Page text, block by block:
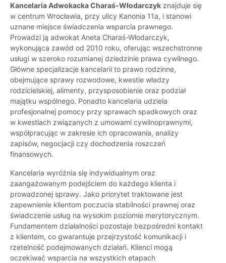
Kancelaria Adwokacka Charaś-Włodarczyk znajduje się
w centrum Wrocławia, przy ulicy Kanonia 11a, i stanowi
uznane miejsce świadczenia wsparcia prawnego.
Prowadzi ją adwokat Aneta Charaś-Włodarczyk,
wykonująca zawód od 2010 roku, oferując wszechstronne
usługi w szeroko rozumianej dziedzinie prawa cywilnego.
Główne specjalizacje kancelarii to prawo rodzinne,
obejmujące sprawy rozwodowe, kwestie władzy
rodzicielskiej, alimenty, przysposobienie oraz podział
majątku wspólnego. Ponadto kancelaria udziela
profesjonalnej pomocy przy sprawach spadkowych oraz
w kwestiach związanych z umowami cywilnoprawnymi,
współpracując w zakresie ich opracowania, analizy
zapisów, negocjacji czy dochodzenia roszczeń
finansowych.
Kancelaria wyróżnia się indywidualnym oraz
zaangażowanym podejściem do każdego klienta i
prowadzonej sprawy. Jako priorytet traktowane jest
zapewnienie klientom poczucia stabilności prawnej oraz
świadczenie usług na wysokim poziomie merytorycznym.
Fundamentem działalności pozostaje bezpośredni kontakt
z klientem, co gwarantuje przejrzystość komunikacji i
rzetelność podejmowanych działań. Klienci mogą
oczekiwać wsparcia na wszystkich etapach